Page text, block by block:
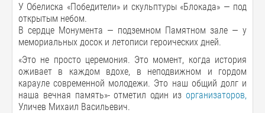
У Обелиска «Победители» и скульптуры «Блокада» — под
открытым небом.
В сердце Монумента — подземном Памятном зале — у
мемориальных досок и летописи героических дней.
«Это не просто церемония. Это момент, когда история
оживает в каждом вдохе, в неподвижном и гордом
карауле современной молодежи. Это наш общий долг и
наша вечная память»- отметил один из организаторов,
Уличев Михаил Васильевич.